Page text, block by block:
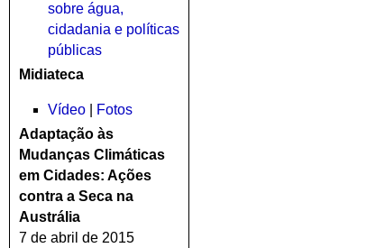
sobre água,
cidadania e políticas
públicas
Midiateca
Vídeo|
Fotos
Adaptação às
Mudanças Climáticas
em Cidades: Ações
contra a Seca na
Austrália
7 de abril de 2015